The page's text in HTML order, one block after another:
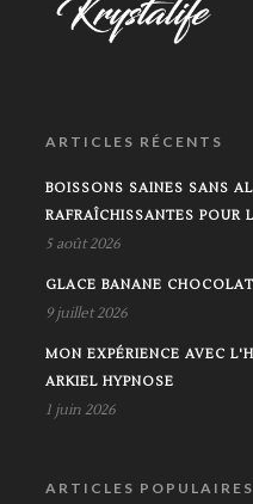
ARTICLES RÉCENTS
BOISSONS SAINES SANS
RAFRAÎCHISSANTES POUR
5 août 2026
GLACE BANANE
9 juillet 2026
MON EXPÉRIENCE AVEC
ARKIEL HYPNOSE
1 juin 2026
ARTICLES POPULAIRES